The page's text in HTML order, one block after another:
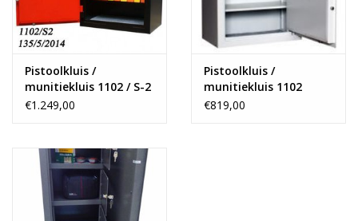
Pistoolkluis /
munitiekluis 1102 / S-2
€1.249,00
Pistoolkluis /
munitiekluis 1102
€819,00